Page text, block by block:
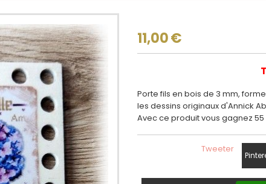
11,00€
Porte fils en bois de 3 mm,
les dessins originaux d'Annick
Avec ce produit vous gagnez
Tweeter